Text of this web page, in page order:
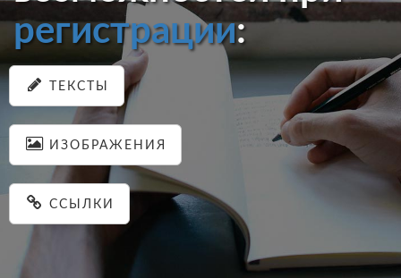
регистрации:
ТЕКСТЫ
ИЗОБРАЖЕНИЯ
ССЫЛКИ